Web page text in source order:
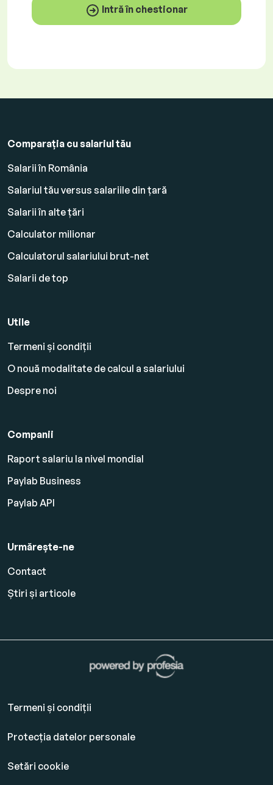
Intră în chestionar
Comparația cu salariul tău
Salarii în România
Salariul tău versus salariile din țară
Salarii în alte țări
Calculator milionar
Calculatorul salariului brut-net
Salarii de top
Utile
Termeni și condiții
O nouă modalitate de calcul a salariului
Despre noi
Companii
Raport salariu la nivel mondial
Paylab Business
Paylab API
Urmărește-ne
Contact
Știri și articole
Termeni și condiții
Protecția datelor personale
Setări cookie